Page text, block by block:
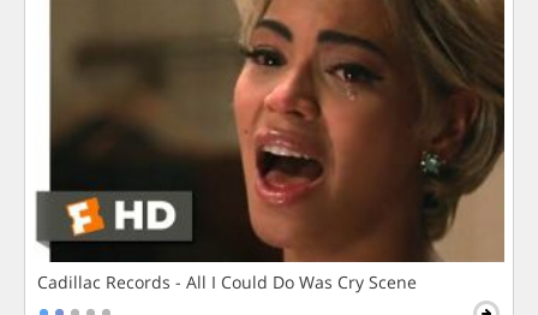
Cadillac Records - All I Could Do Was Cry Scene